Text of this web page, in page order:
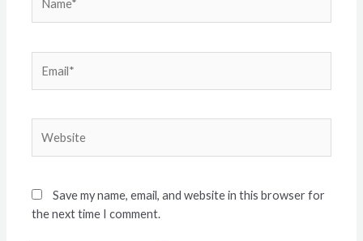
Save my name, email, and website in this browser for
the next time I comment.